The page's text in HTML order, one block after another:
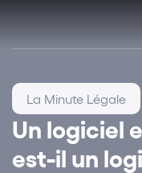
Un logiciel
est-il un
La Minute Légale